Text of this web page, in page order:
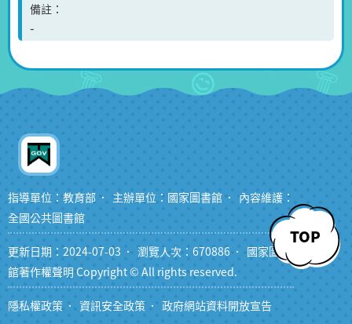
備註
-
TOP
指導單位：教育部 主辦單位：國家圖書館
內容維護：
全國公共圖書館
更新日期：2024-07-03 瀏覽人次：670886
國家圖書
館著作權聲明 Copyright © All rights reserved.
隱私權政策 資訊安全政策 政府網站資料開放宣告